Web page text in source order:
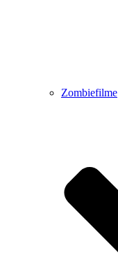
Zombiefilme